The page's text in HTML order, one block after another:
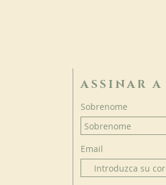
ASSINAR A
Sobrenome
Email